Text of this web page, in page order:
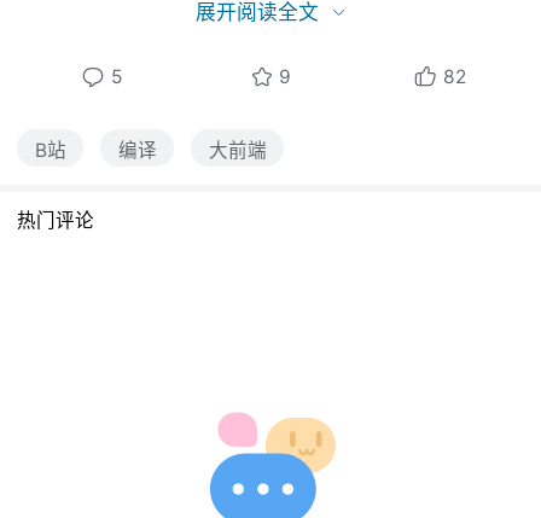
在今年年初时，我们发现在 Android Studio 的
时间，下图是我们 2021年下半年的同步耗时，
最终我们定位到是同步过程中进行 Jetifier 操
作，这个操作主要是将 Support 依赖替换为了
AndroidX 依赖，无论项目是否包含 support
展开阅读全文
5 9 82
B站 编译 大前端
热门评论